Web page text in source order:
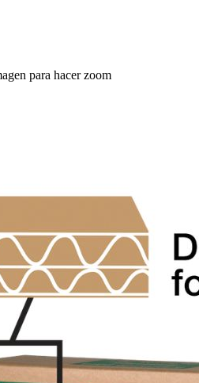
para hacer zoom